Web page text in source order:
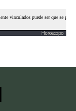
Horoscopo